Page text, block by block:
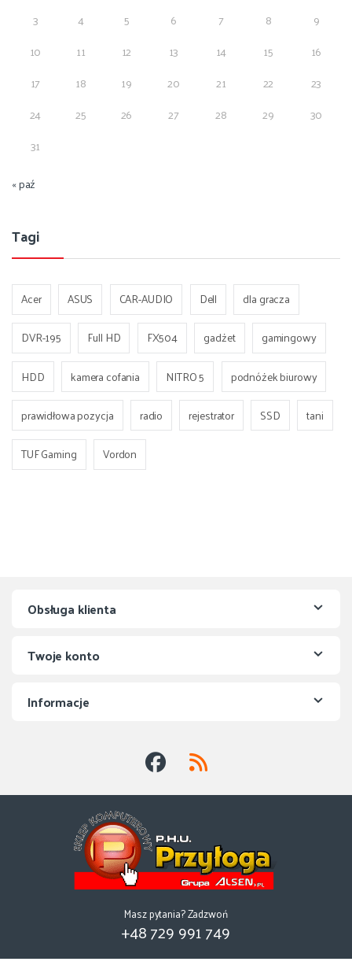
3
4 5 6 7 8
9
10
11 12 13 14 15
16
17
18 19 20 21 22
23
24
25 26 27 28 29
30
31
« paź
Tagi
Acer ASUS CAR-AUDIO Dell
dla gracza
DVR-195
Full HD FX504 gadżet
gamingowy
HDD
kamera cofania NITRO 5
podnóżek biurowy
prawidłowa pozycja
radio rejestrator SSD
tani
TUF Gaming
Vordon
Obsługa klienta
Twoje konto
Informacje
Masz pytania? Zadzwoń
+48 729 991 749